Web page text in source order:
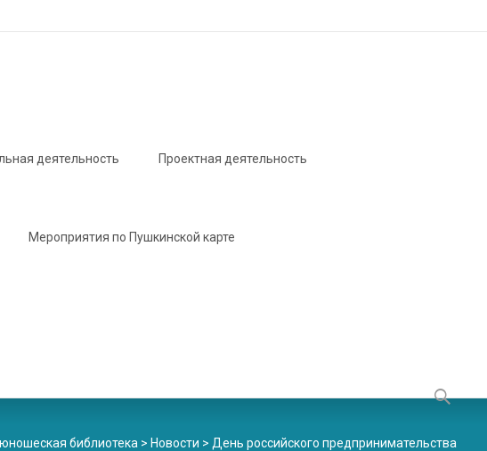
деятельность Проектная деятельность
Мероприятия по Пушкинской карте
Найти:
библиотека > Новости > День российского предпринимательства